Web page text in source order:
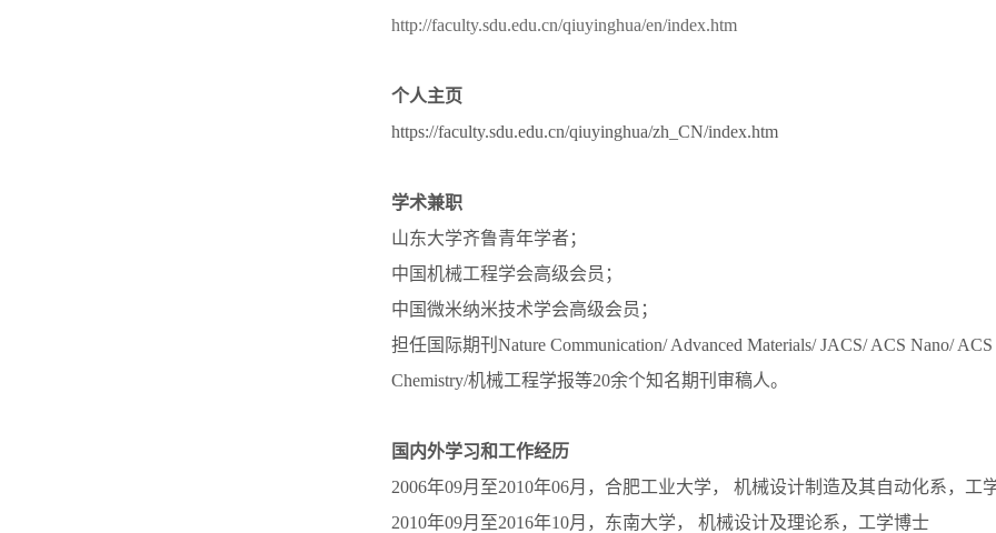
http://faculty.sdu.edu.cn/qiuyinghua/en/index.htm
个人主页
https://faculty.sdu.edu.cn/qiuyinghua/zh_CN/index.htm
学术兼职
山东大学齐鲁青年学者；
中国机械工程学会高级会员；
中国微米纳米技术学会高级会员；
担任国际期刊 Nature Communication/ Advanced Materials/ JACS/ ACS Nano/
Chemistry/机械工程学报等20余个知名期刊审稿人。
国内外学习和工作经历
2006年09月至2010年06月，合肥工业大学， 机械设计制造及其自动化系，工
2010年09月至2016年10月，东南大学， 机械设计及理论系，工学博士